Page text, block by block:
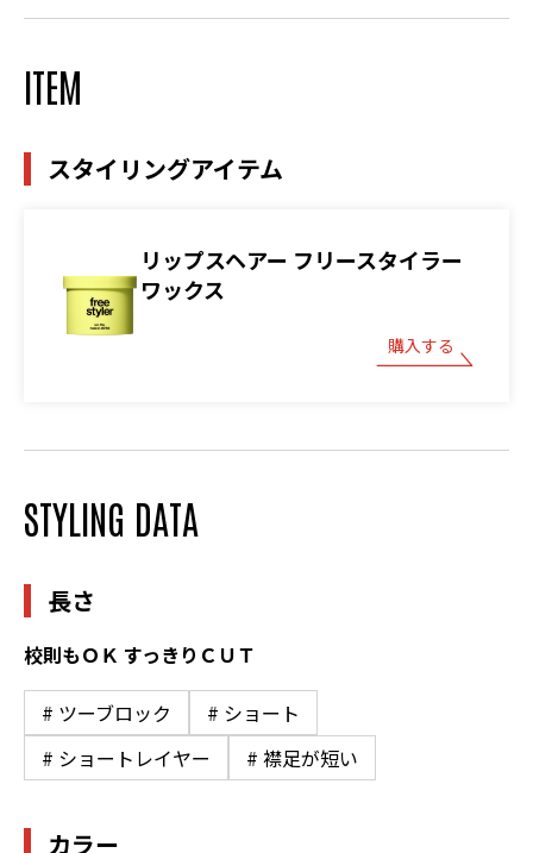
ITEM
スタイリングアイテム
リップスヘアー フリースタイラー
ワックス
購入する
STYLING DATA
長さ
校則もＯＫ すっきりＣＵＴ
# ツーブロック
# ショート
# ショートレイヤー
# 襟足が短い
カラー